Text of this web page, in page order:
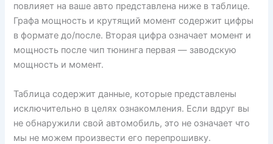
повлияет на ваше авто представлена ниже в таблице.
Графа мощность и крутящий момент содержит цифры
в формате до/после. Вторая цифра означает момент и
мощность после чип тюнинга первая — заводскую
мощность и момент.
Таблица содержит данные, которые представлены
исключительно в целях ознакомления. Если вдруг вы
не обнаружили свой автомобиль, это не означает что
мы не можем произвести его перепрошивку.